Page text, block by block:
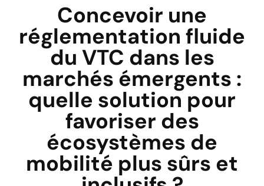
Concevoir une
réglementation fluide
du VTC dans les
marchés émergents :
quelle solution pour
favoriser des
écosystèmes de
mobilité plus sûrs et